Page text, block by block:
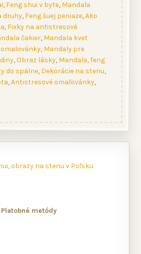
, Feng shui v byte, Mandala
druhy, Feng šuej peniaze,Ako
, Fixky na antistresové
čakier, Mandala kvet
, Mandaly pre
,Obraz lásky, Mandala, feng
do spálne, Dekorácie na stenu,
,Antistresové omaľovánky,
obrazy na stenu v Poľsku
Platobné metódy